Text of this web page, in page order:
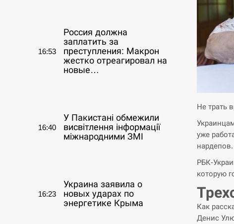
16:53
Россия должна
заплатить за
преступления: Макрон
жестко отреагировал на
новые…
16:40
У Пакистані обмежили
висвітлення інформації
міжнародними ЗМІ
16:23
Украина заявила о
новых ударах по
энергетике Крыма
Не трать
уже
нардепов.
РБК-
которую
Как
Денис